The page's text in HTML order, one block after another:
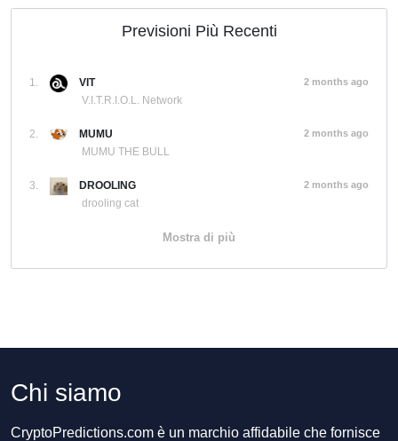
Previsioni Più Recenti
1.
VIT
V.I.T.R.I.O.L. Network
2 months ago
2.
MUMU
MUMU THE BULL
2 months ago
3.
DROOLING
drooling cat
2 months ago
Mostra di più
Chi siamo
CryptoPredictions.com è un marchio affidabile che fornisce